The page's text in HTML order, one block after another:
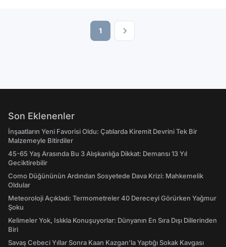
1
Son Eklenenler
İnşaatların Yeni Favorisi Oldu: Çatılarda Kiremit Devrini Tek Bir
Malzemeyle Bitirdiler
45-65 Yaş Arasında Bu 3 Alışkanlığa Dikkat: Demansı 13 Yıl
Geciktirebilir
Como Düğününün Ardından Sosyetede Dava Krizi: Mahkemelik
Oldular
Meteoroloji Açıkladı: Termometreler 40 Dereceyi Görürken Yağmur
Şoku
Kelimeler Yok, Islıkla Konuşuyorlar: Dünyanın En Sıra Dışı Dillerinden
Biri
Savaş Cebeci Yıllar Sonra Kaan Kazgan'la Yaptığı Sokak Kavgası